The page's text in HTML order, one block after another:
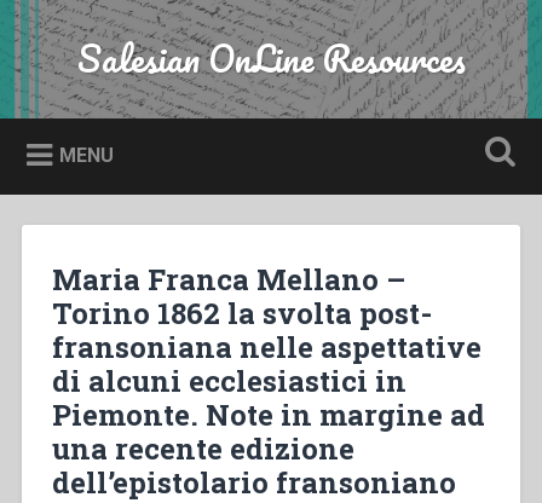
Skip
to
content
Search Salesian OnLine Resources
MENU
Maria Franca Mellano –
Torino 1862 la svolta post-
fransoniana nelle aspettative
di alcuni ecclesiastici in
Piemonte. Note in margine ad
una recente edizione
dell’epistolario fransoniano